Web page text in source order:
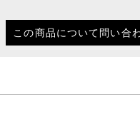
この商品について問い合